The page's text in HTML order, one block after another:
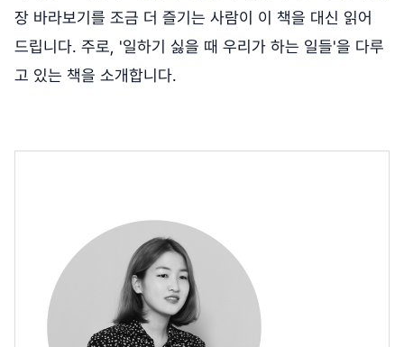
장 바라보기를 조금 더 즐기는 사람이 이 책을 대신 읽어
드립니다. 주로, '일하기 싫을 때 우리가 하는 일들'을 다루
고 있는 책을 소개합니다.